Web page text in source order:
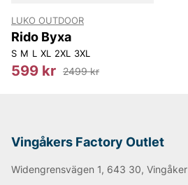
LUKO OUTDOOR
Rido Byxa
S M L XL 2XL 3XL
599 kr 2499 kr
Vingåkers Factory Outlet
Widengrensvägen 1, 643 30, Vingåker